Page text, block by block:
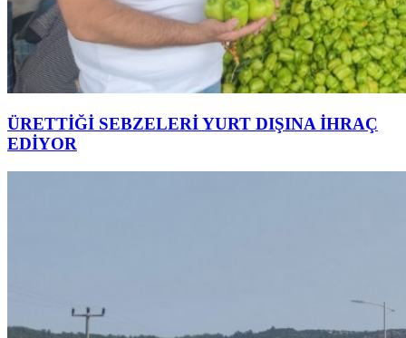
ÜRETTİĞİ SEBZELERİ YURT DIŞINA İHRAÇ
EDİYOR